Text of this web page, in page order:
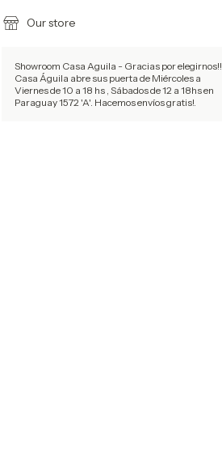
Our store
Showroom Casa Aguila - Gracias por elegirnos!!
Casa Águila abre sus puerta de Miércoles a
Viernes de 10 a 18 hs , Sábados de 12 a 18hs en
Paraguay 1572 'A'. Hacemos envíos gratis!.